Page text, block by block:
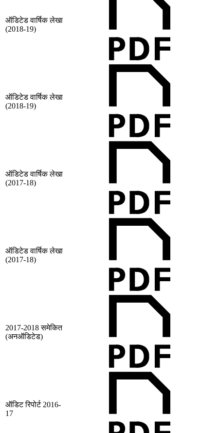
ऑडिटेड वार्षिक लेखा
(2018-19)
ऑडिटेड वार्षिक लेखा
(2018-19)
ऑडिटेड वार्षिक लेखा
(2017-18)
ऑडिटेड वार्षिक लेखा
(2017-18)
2017-2018 समेकित
(अनऑडिटेड)
ऑडिट रिपोर्ट 2016-
17